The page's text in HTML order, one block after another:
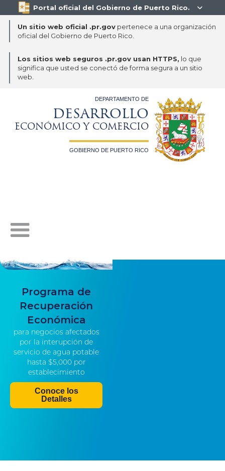
Portal oficial del Gobierno de Puerto Rico. 
Un sitio web oficial .pr.govpertenece a una organización
oficial del Gobierno de Puerto Rico.
Los sitios web seguros .pr.gov usan HTTPS, lo que
significa que usted se conectó de forma segura a un sitio
web.
DEPARTAMENTO DE
DESARROLLO
ECONÓMICO Y COMERCIO
GOBIERNO DE PUERTO RICO
Programa de
Recuperación
Económica
para negocios afectados
por la interupción de
servicio de agua potable
hasta $5,000 por
establecimiento
Conoce los
Detalles